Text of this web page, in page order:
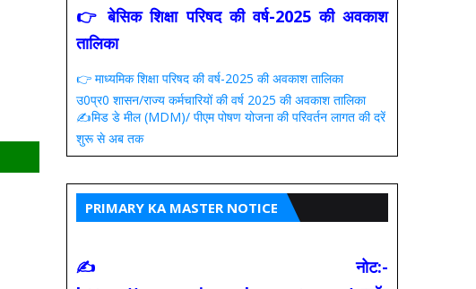
👉 बेसिक शिक्षा परिषद की वर्ष-2025 की अवकाश
तालिका
👉 माध्यमिक शिक्षा परिषद की वर्ष-2025 की अवकाश तालिका
उ0प्र0 शासन/राज्य कर्मचारियों की वर्ष 2025 की अवकाश तालिका
✍️मिड डे मील (MDM)/ पीएम पोषण योजना की परिवर्तन लागत की दरें
शुरू से अब तक
PRIMARY KA MASTER NOTICE
✍ नोट:-